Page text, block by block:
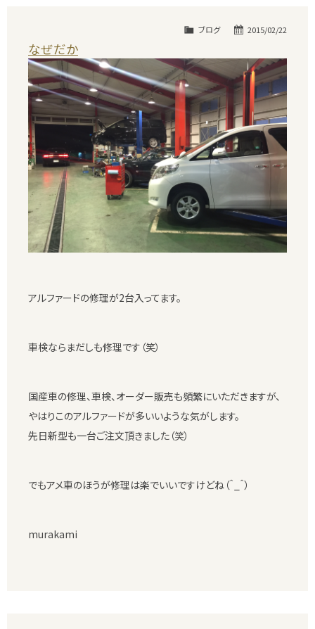
2015/02/22
ブログ
なぜだか
アルファードの修理が2台入ってます。
車検ならまだしも修理です（笑）
国産車の修理、車検、オーダー販売も頻繁にいただきますが、
やはりこのアルファードが多いいような気がします。
先日新型も一台ご注文頂きました（笑）
でもアメ車のほうが修理は楽でいいですけどね（＾_＾）
murakami